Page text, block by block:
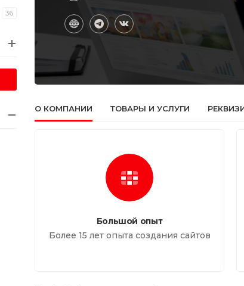
36
О КОМПАНИИ ТОВАРЫ И УСЛУГИ
Большой опыт
Более 15 лет опыта создания сайтов